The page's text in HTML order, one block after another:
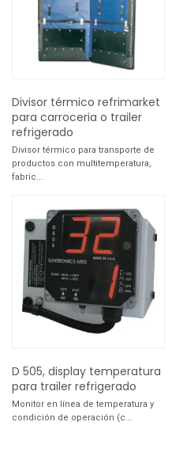
Divisor térmico refrimarket
para carroceria o trailer
refrigerado
Divisor térmico para transporte de
productos con multitemperatura,
fabric...
D 505, display temperatura
para trailer refrigerado
Monitor en línea de temperatura y
condición de operación (c...